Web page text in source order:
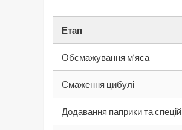
Етап
Обсмажування м’яса
Смаження цибулі
Додавання паприки та спецій